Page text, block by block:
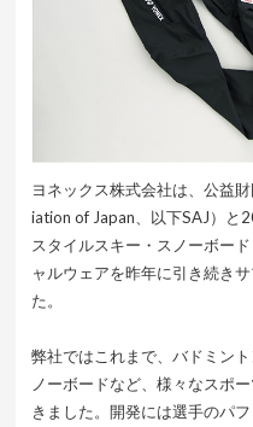
ヨネックス株式会社は、公益
iation of Japan、以下SAJ）と
スタイルスキー・スノーボー
ャルウェアを昨年に引き続き
た。
弊社ではこれまで、バドミン
ノーボードなど、様々なスポ
きました。開発には選手のパ